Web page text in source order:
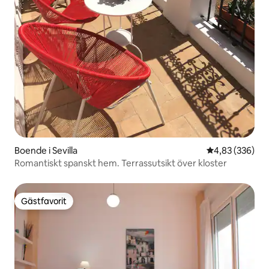
Boende i Sevilla 4,83 av 5 i
4,83 (336)
Romantiskt spanskt hem. Terrassutsikt över kloster
Gästfavorit
Gästfavorit